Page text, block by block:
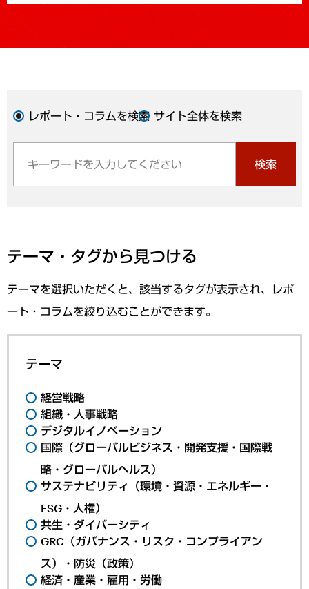
レポート・コラムを検索 サイト全体を検索
検索
テーマ・タグから見つける
テーマを選択いただくと、該当するタグが表示され、レポ
ート・コラムを絞り込むことができます。
テーマ
経営戦略
組織・人事戦略
デジタルイノベーション
国際（グローバルビジネス・開発支援・国際戦
略・グローバルヘルス）
サステナビリティ（環境・資源・エネルギー・
ESG・人権）
共生・ダイバーシティ
GRC（ガバナンス・リスク・コンプライアン
ス）・防災（政策）
経済・産業・雇用・労働